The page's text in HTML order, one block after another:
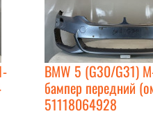
BMW 5 (G30/G31)
бампер передний
51118064928